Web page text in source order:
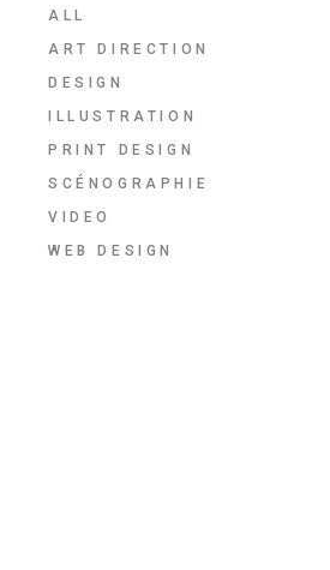
ALL
ART DIRECTION
DESIGN
ILLUSTRATION
PRINT DESIGN
SCÉNOGRAPHIE
VIDEO
WEB DESIGN